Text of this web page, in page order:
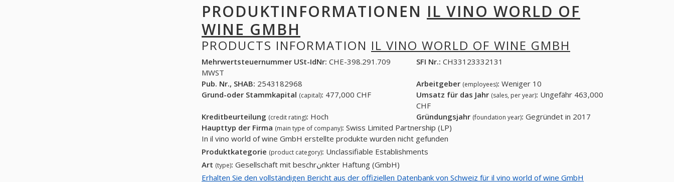
PRODUKTINFORMATIONEN IL VINO WORLD OF
WINE GMBH
PRODUCTS INFORMATION IL VINO WORLD OF WINE GMBH
Mehrwertsteuernummer USt-IdNr: CHE-398.291.709
MWST
SFI Nr.: CH33123332131
Pub. Nr., SHAB: 2543182968 Arbeitgeber (employees): Weniger 10
Grund-oder Stammkapital (capital): 477,000 CHF Umsatz für das Jahr (sales, per year): Ungefähr 463,000
CHF
Kreditbeurteilung (credit rating): Hoch Gründungsjahr (foundation year): Gegründet in 2017
Haupttyp der Firma (main type of company): Swiss Limited Partnership (LP)
In il vino world of wine GmbH erstellte produkte wurden nicht gefunden
Produktkategorie (product category): Unclassifiable Establishments
Art (type):
Gesellschaft mit beschrنnkter Haftung (GmbH)
Erhalten Sie den vollständigen Bericht aus der offiziellen Datenbank von Schweiz für il vino world of wine GmbH